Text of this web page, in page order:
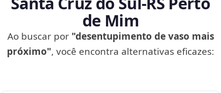
de Mim
Ao buscar por "desentupimento de vaso mais
próximo", você encontra alternativas eficazes: